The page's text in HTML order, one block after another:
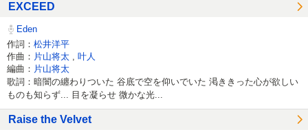
EXCEED
Eden
作詞： 松井洋平
作曲： 片山将太
叶人
編曲： 片山将太
歌詞：暗闇の纏わりついた 谷底で空を仰いでいた 渇ききった心が欲しい
ものも知らず... 目を凝らせ 微かな光...
Raise the Velvet